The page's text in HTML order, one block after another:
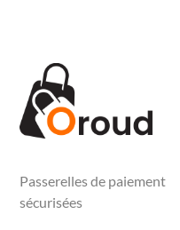
Passerelles de paiement
sécurisées